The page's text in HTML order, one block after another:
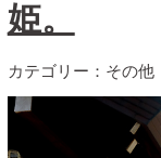
姫。
カテゴリー： その他